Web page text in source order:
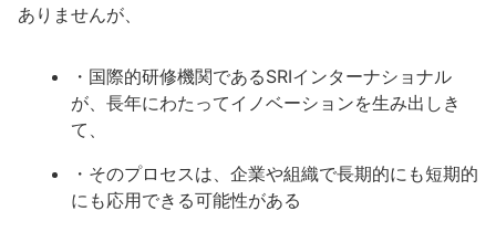
ありませんが、
・国際的研修機関であるSRIインターナショナル
が、長年にわたってイノベーションを生み出しき
て、
・そのプロセスは、企業や組織で長期的にも短期的
にも応用できる可能性がある